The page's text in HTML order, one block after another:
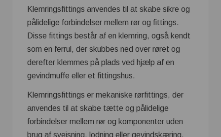
Klemringsfittings anvendes til at skabe sikre og
pålidelige forbindelser mellem rør og fittings.
Disse fittings består af en klemring, også kendt
som en ferrul, der skubbes ned over røret og
derefter klemmes på plads ved hjælp af en
gevindmuffe eller et fittingshus.
Klemringsfittings er mekaniske rørfittings, der
anvendes til at skabe tætte og pålidelige
forbindelser mellem rør og komponenter uden
brug af svejsning, lodning eller gevindskæring.